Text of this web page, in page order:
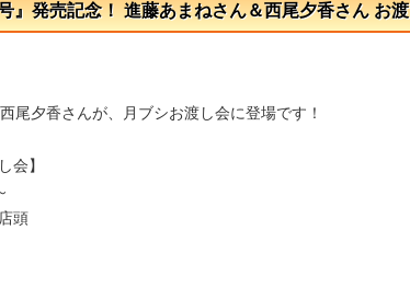
』発売記念！ 進藤あまねさん＆西尾夕香さん お
尾夕香さんが、月ブシお渡し会に登場です！
会】
頭